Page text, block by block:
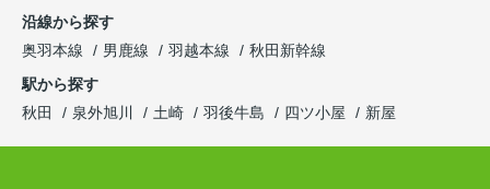
沿線から探す
奥羽本線
男鹿線 羽越本線
秋田新幹線
駅から探す
秋田
泉外旭川 土崎 羽後牛島 四ツ小屋 新屋